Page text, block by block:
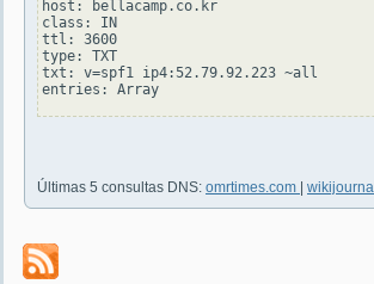
host: bellacamp.co.kr
class: IN
ttl: 3600
type: TXT
txt: v=spf1 ip4:52.79.92.223 ~all
Últimas 5 consultas DNS: omrtimes.com